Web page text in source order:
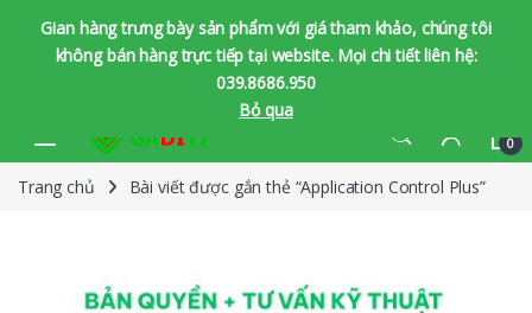
Gian hàng trưng bày sản phẩm với giá tham khảo, chúng tôi
không bán hàng trực tiếp tại website. Mọi chi tiết liên hệ:
039.8686.950
Bỏ qua
0
Trang chủ Bài viết được gắn thẻ “Application Control Plus”